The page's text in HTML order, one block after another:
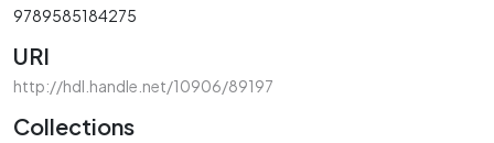
9789585184275
URI
http://hdl.handle.net/10906/89197
Collections